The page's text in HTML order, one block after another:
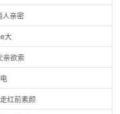
人亲密
大
亲欲索
红前素颜